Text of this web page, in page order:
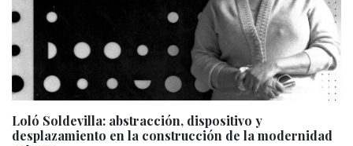
Loló Soldevilla: abstracción, dispositivo y
desplazamiento en la construcción de la modernidad